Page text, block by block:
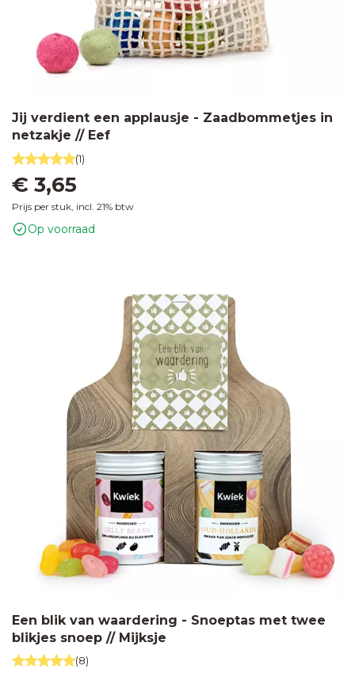
Jij verdient een applausje - Zaadbommetjes in
netzakje // Eef
(1)
€ 3,65
Prijs per stuk, incl. 21% btw
Op voorraad
Een blik van waardering - Snoeptas met twee
blikjes snoep // Mijksje
(8)